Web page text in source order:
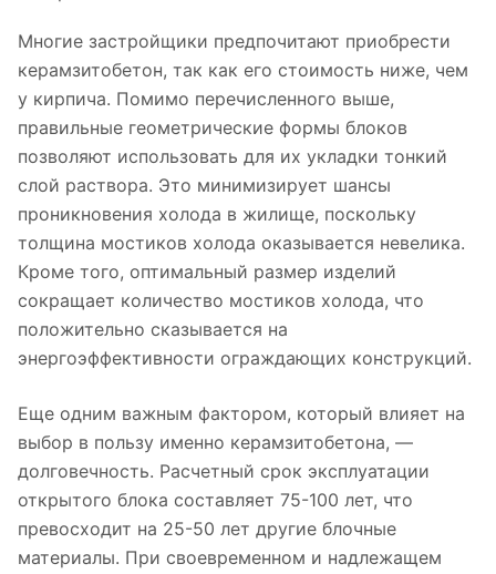
Многие застройщики предпочитают приобрести
керамзитобетон, так как его стоимость ниже, чем
у кирпича. Помимо перечисленного выше,
правильные геометрические формы блоков
позволяют использовать для их укладки тонкий
слой раствора. Это минимизирует шансы
проникновения холода в жилище, поскольку
толщина мостиков холода оказывается невелика.
Кроме того, оптимальный размер изделий
сокращает количество мостиков холода, что
положительно сказывается на
энергоэффективности ограждающих конструкций.
Еще одним важным фактором, который влияет на
выбор в пользу именно керамзитобетона, —
долговечность. Расчетный срок эксплуатации
открытого блока составляет 75-100 лет, что
превосходит на 25-50 лет другие блочные
материалы. При своевременном и надлежащем